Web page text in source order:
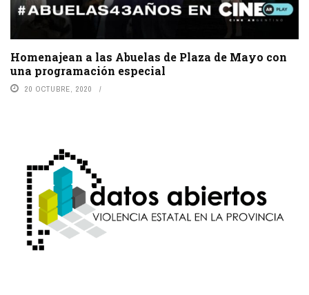
Homenajean a las Abuelas de Plaza de Mayo con
una programación especial
20 OCTUBRE, 2020